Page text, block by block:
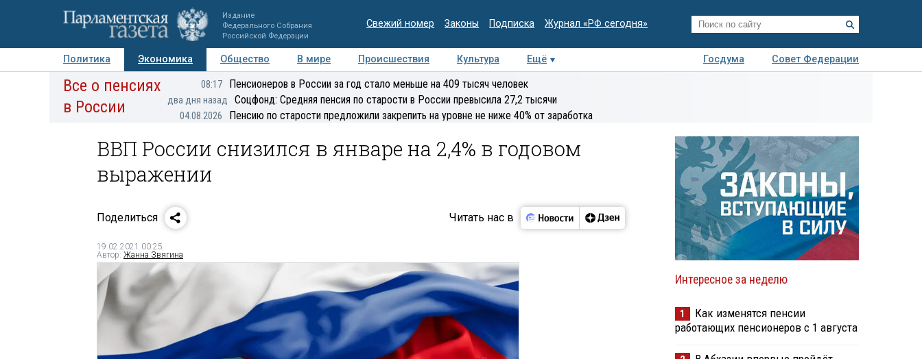
Издание
Федерального Собрания
Российской Федерации
Свежий номер Законы Подписка Журнал «РФ сегодня»
Политика Экономика Общество В мире Происшествия Культура Ещё Госдума
Совет Федерации
Авторы Персоны Мнения Регионы Медиацентр Интервью Колумнисты
Все о пенсиях
в России
08:17 Пенсионеров в России за год стало меньше на 409 тысяч человек
два дня назад Соцфонд: Средняя пенсия по старости в России превысила 27,2 тысячи
04.08.2026 Пенсию по старости предложили закрепить на уровне не ниже 40% от заработка
ВВП России снизился в январе на 2,4% в годовом
выражении
Поделиться Читать нас в
19.02.2021 00:25
Автор: Жанна Звягина
Интересное за неделю
1
Как изменятся пенсии
работающих пенсионеров с 1 августа